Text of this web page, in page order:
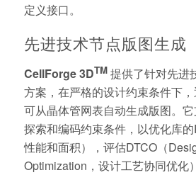
定义接口。
先进技术节点版图生成
CellForge 3DTM提供了针对先进
方案，在严格的设计约束条件下，
可从晶体管网表自动生成版图。
探索和编码约束条件，以优化库的
性能和面积），评估DTCO（
Optimization，设计工艺协同优化